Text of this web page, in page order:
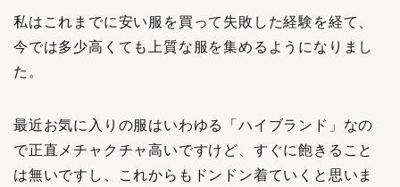
私はこれまでに安い服を買って失敗した経験を経て、
今では多少高くても上質な服を集めるようになりまし
た。
最近お気に入りの服はいわゆる「ハイブランド」なの
で正直メチャクチャ高いですけど、すぐに飽きること
は無いですし、これからもドンドン着ていくと思いま